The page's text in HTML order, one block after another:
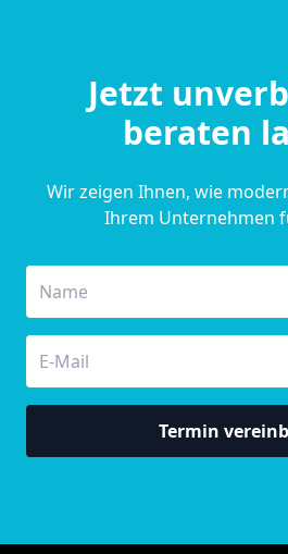
Jetzt
beraten
Wir zeigen Ihnen, wie
Ihrem Unternehmen
Termin